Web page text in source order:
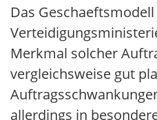
Das
Merkmal solcher
vergleichsweise gut
allerdings in